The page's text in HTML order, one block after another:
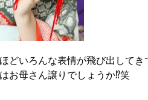
どいろんな表情が飛び出して
お母さん譲りでしょうか⁉笑